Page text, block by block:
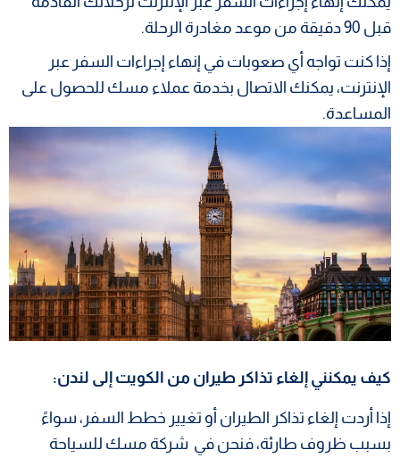
قبل 90 دقيقة من موعد مغادرة الرحلة.
إذا كنت تواجه أي صعوبات في إنهاء إجراءات السفر عبر
الإنترنت، يمكنك الاتصال بخدمة عملاء مسك للحصول على
المساعدة.
كيف يمكنني إلغاء تذاكر طيران من الكويت إلى لندن:
إذا أردت إلغاء تذاكر الطيران أو تغيير خطط السفر، سواءً
بسبب ظروف طارئة، فنحن في شركة مسك للسياحة